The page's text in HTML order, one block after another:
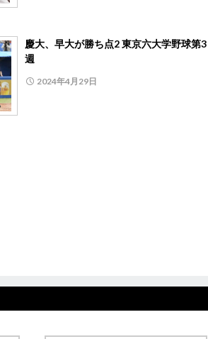
慶大、早大が勝ち点2 東京六大学野球第3
週
2024年4月29日